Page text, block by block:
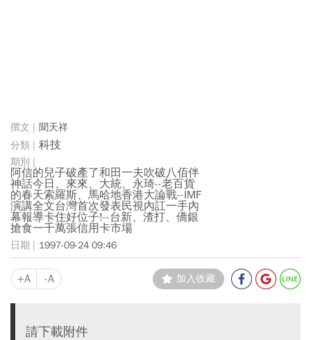
聞天祥
科技
阿信的兒子破產了和田一夫吹破八佰伴
神話今日、來來、大統、永琦--老百貨
的春天索羅斯、馬哈地香港大論戰--IMF
演講全文台灣首次發表民視內訌一手內
幕報導卡住好位子!--台新、渣打、僑銀
搶食一千萬張信用卡市場
1997-09-24 09:46
+A -A 加入收藏
請下載附件